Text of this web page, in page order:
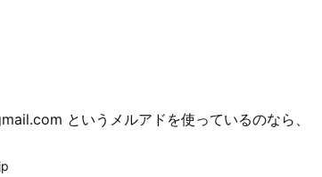
というメルアドを使っているのなら、